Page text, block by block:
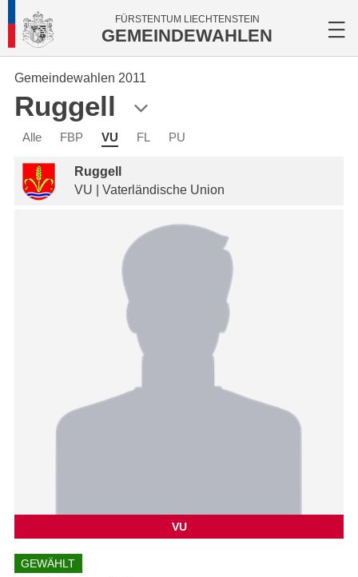
FÜRSTENTUM LIECHTENSTEIN
GEMEINDEWAHLEN
Gemeindewahlen 2011
Ruggell
Alle FBP VU FL PU
Ruggell
VU | Vaterländische Union
VU
GEWÄHLT